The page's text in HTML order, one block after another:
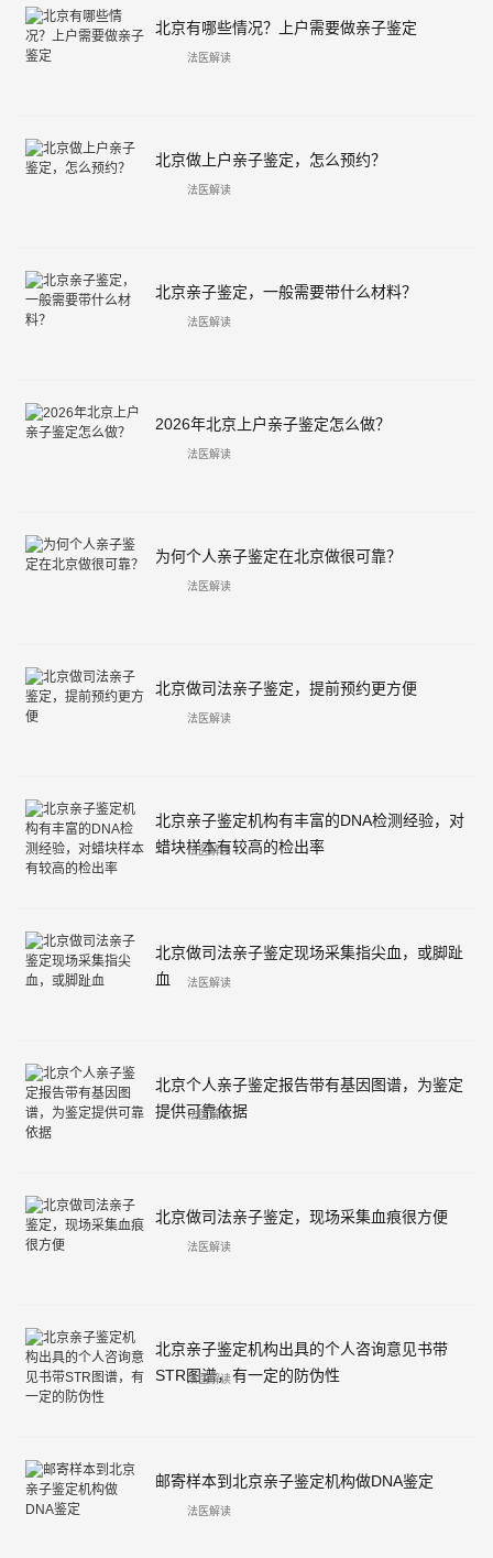
北京有哪些情况？上户需要做亲子鉴定
法医解读
北京做上户亲子鉴定，怎么预约？
法医解读
北京亲子鉴定，一般需要带什么材料？
法医解读
2026年北京上户亲子鉴定怎么做？
法医解读
为何个人亲子鉴定在北京做很可靠？
法医解读
北京做司法亲子鉴定，提前预约更方便
法医解读
北京亲子鉴定机构有丰富的DNA检测经验，对
蜡块样本有较高的检出率
法医解读
北京做司法亲子鉴定现场采集指尖血，或脚趾
血
法医解读
北京个人亲子鉴定报告带有基因图谱，为鉴定
提供可靠依据
法医解读
北京做司法亲子鉴定，现场采集血痕很方便
法医解读
北京亲子鉴定机构出具的个人咨询意见书带
STR图谱，有一定的防伪性
法医解读
邮寄样本到北京亲子鉴定机构做DNA鉴定
法医解读